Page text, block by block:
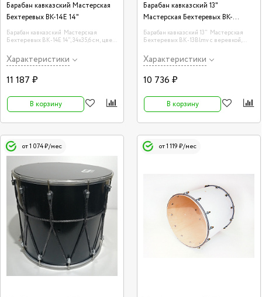
Барабан кавказский Мастерская
Бехтеревых BK-14E 14"
Барабан кавказский Мастерская
Бехтеревых BK-14E 14", 34х35,6 см, цвет
Характеристики
11 187 ₽
В корзину
Барабан кавказский 13"
Мастерская Бехтеревых BK-
13Blmv
Барабан кавказский 13" Мастерская
Бехтеревых BK-13Blmv с веревкой,
Характеристики
10 736 ₽
В корзину
от 1 074 ₽/мес от 1 119 ₽/мес